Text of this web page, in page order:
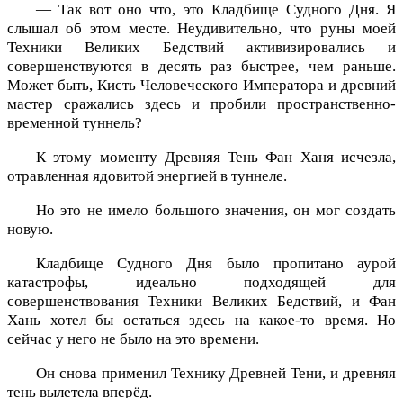
— Так вот оно что, это Кладбище Судного Дня. Я
слышал об этом месте. Неудивительно, что руны моей
Техники Великих Бедствий активизировались и
совершенствуются в десять раз быстрее, чем раньше.
Может быть, Кисть Человеческого Императора и древний
мастер сражались здесь и пробили пространственно-
временной туннель?
К этому моменту Древняя Тень Фан Ханя исчезла,
отравленная ядовитой энергией в туннеле.
Но это не имело большого значения, он мог создать
новую.
Кладбище Судного Дня было пропитано аурой
катастрофы, идеально подходящей для
совершенствования Техники Великих Бедствий, и Фан
Хань хотел бы остаться здесь на какое-то время. Но
сейчас у него не было на это времени.
Он снова применил Технику Древней Тени, и древняя
тень вылетела вперёд.